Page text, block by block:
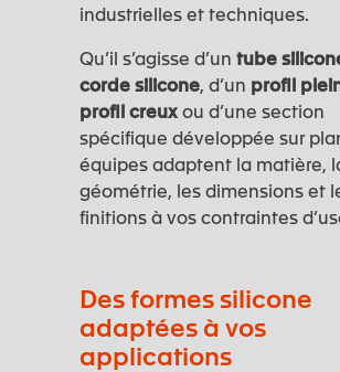
industrielles et techniques.
Qu’il s’agisse d’un tube
corde silicone, d’un profil
profil creuxou d’une section
spécifique développée sur
équipes adaptent la matière,
géométrie, les dimensions et
finitions à vos contraintes
Des formes silicone
adaptées à vos
applications